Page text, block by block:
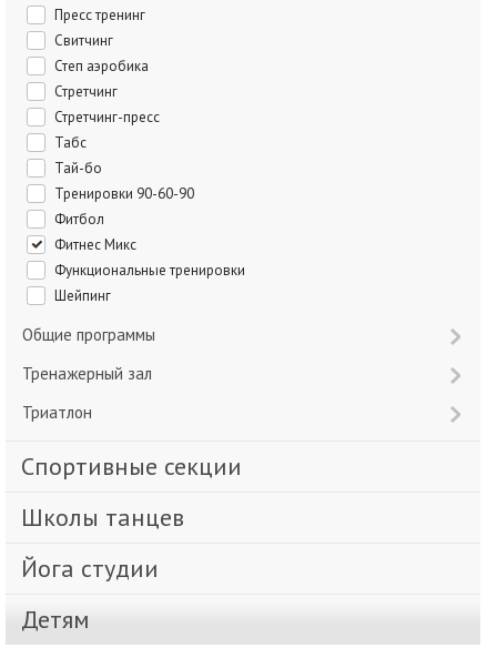
Пресс тренинг
Свитчинг
Степ аэробика
Стретчинг
Стретчинг-пресс
Табс
Тай-бо
Тренировки 90-60-90
Фитбол
Фитнес Микс
Функциональные тренировки
Шейпинг
Общие программы
Тренажерный зал
Триатлон
Спортивные секции
Школы танцев
Йога студии
Детям